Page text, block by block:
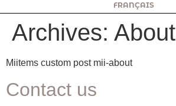
FRANÇAIS
Archives: About
Miitems custom post mii-about
Contact us